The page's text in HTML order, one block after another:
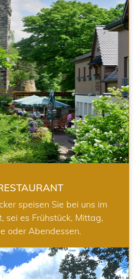
speisen Sie bei uns im
sei es Frühstück, Mittag,
oder Abendessen.